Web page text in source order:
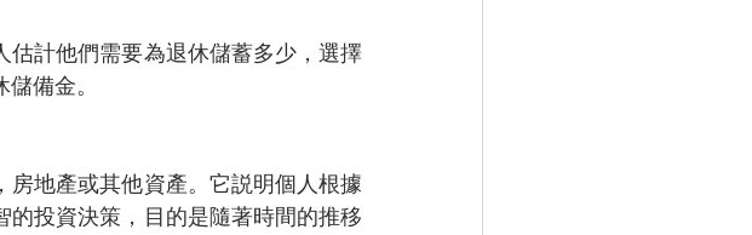
計他們需要為退休儲蓄多少，選擇
備金。
地產或其他資產。它説明個人根據
投資決策，目的是隨著時間的推移